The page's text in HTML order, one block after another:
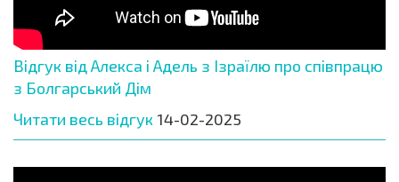
Відгук від Алекса і Адель з Ізраїлю про співпрацю
з Болгарський Дім
Читати весь відгук 14-02-2025